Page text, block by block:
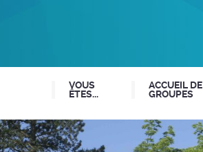
VOUS
ÊTES...
ACCUEIL DE
GROUPES